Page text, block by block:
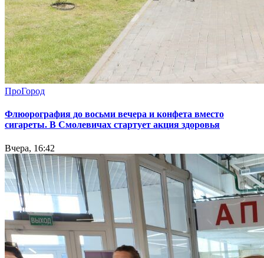
ПроГород
Флюорография до восьми вечера и конфета вместо
сигареты. В Смолевичах стартует акция здоровья
Вчера, 16:42